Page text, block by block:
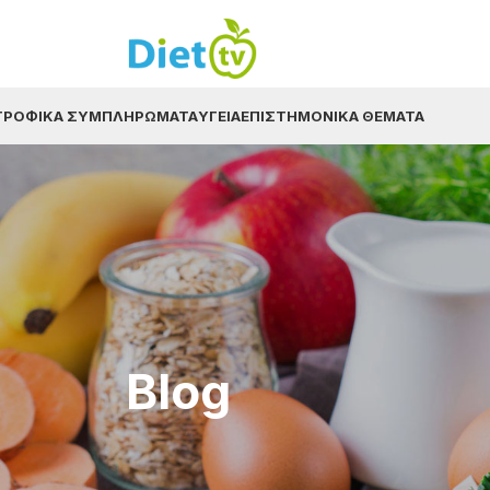
ΣΥΜΠΛΗΡΏΜΑΤΑΥΓΕΊΑΕΠΙΣΤΗΜΟΝΙΚΆ ΘΈΜΑΤΑ
Blog